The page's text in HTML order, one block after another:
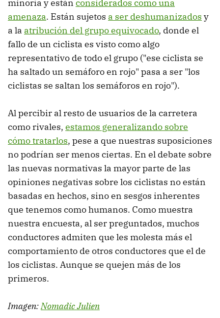
minoría y están considerados como una
amenaza. Están sujetos a ser deshumanizados y
a la atribución del grupo equivocado, donde el
fallo de un ciclista es visto como algo
representativo de todo el grupo ("ese ciclista se
ha saltado un semáforo en rojo" pasa a ser "los
ciclistas se saltan los semáforos en rojo").
Al percibir al resto de usuarios de la carretera
como rivales, estamos generalizando sobre
cómo tratarlos, pese a que nuestras suposiciones
no podrían ser menos ciertas. En el debate sobre
las nuevas normativas la mayor parte de las
opiniones negativas sobre los ciclistas no están
basadas en hechos, sino en sesgos inherentes
que tenemos como humanos. Como muestra
nuestra encuesta, al ser preguntados, muchos
conductores admiten que les molesta más el
comportamiento de otros conductores que el de
los ciclistas. Aunque se quejen más de los
primeros.
Imagen:Nomadic Julien